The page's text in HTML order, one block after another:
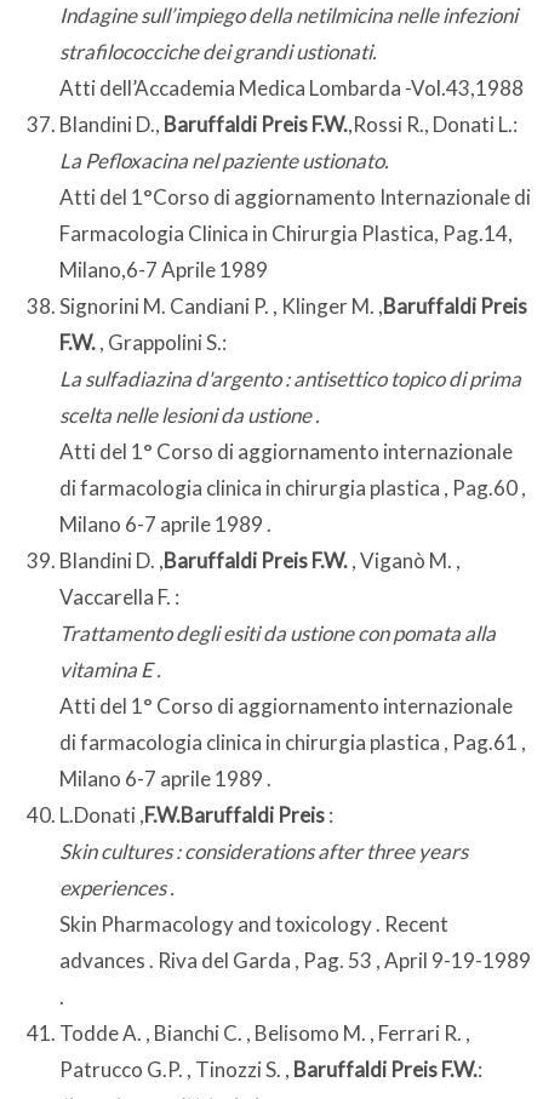
Indagine sull’impiego della netilmicina nelle infezioni
strafilococciche dei grandi ustionati.
Atti dell’Accademia Medica Lombarda -Vol.43,1988
Blandini D., Baruffaldi Preis F.W.,Rossi R., Donati L.:
La Pefloxacina nel paziente ustionato.
Atti del 1°Corso di aggiornamento Internazionale di
Farmacologia Clinica in Chirurgia Plastica, Pag.14,
Milano,6-7 Aprile 1989
Signorini M. Candiani P. , Klinger M. ,Baruffaldi Preis
F.W., Grappolini S.:
La sulfadiazina d'argento : antisettico topico di prima
scelta nelle lesioni da ustione .
Atti del 1° Corso di aggiornamento internazionale
di farmacologia clinica in chirurgia plastica , Pag.60 ,
Milano 6-7 aprile 1989 .
Blandini D. ,Baruffaldi Preis F.W., Viganò M. ,
Vaccarella F. :
Trattamento degli esiti da ustione con pomata alla
vitamina E .
Atti del 1° Corso di aggiornamento internazionale
di farmacologia clinica in chirurgia plastica , Pag.61 ,
Milano 6-7 aprile 1989 .
L.Donati ,F.W.Baruffaldi Preis:
Skin cultures : considerations after three years
experiences .
Skin Pharmacology and toxicology . Recent
advances . Riva del Garda , Pag. 53 , April 9-19-1989
.
Todde A. , Bianchi C. , Belisomo M. , Ferrari R. ,
Patrucco G.P. , Tinozzi S. , Baruffaldi Preis F.W.: